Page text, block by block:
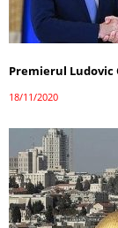
Premierul
18/11/2020